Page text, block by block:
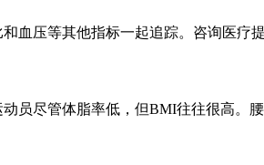
血压等其他指标一起追踪。咨询医
员尽管体脂率低，但BMI往往很高。